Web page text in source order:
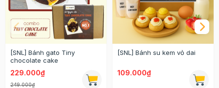
[SNL] Bánh gato Tiny
chocolate cake
229.000₫
249.000₫
[SNL] Bánh su kem vỏ dai
109.000₫